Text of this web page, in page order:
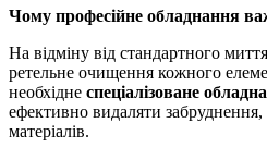
Чому професійне обладнання
На відміну від стандартного
ретельне очищення кожного
необхідне спеціалізоване
ефективно видаляти забруднення,
матеріалів.